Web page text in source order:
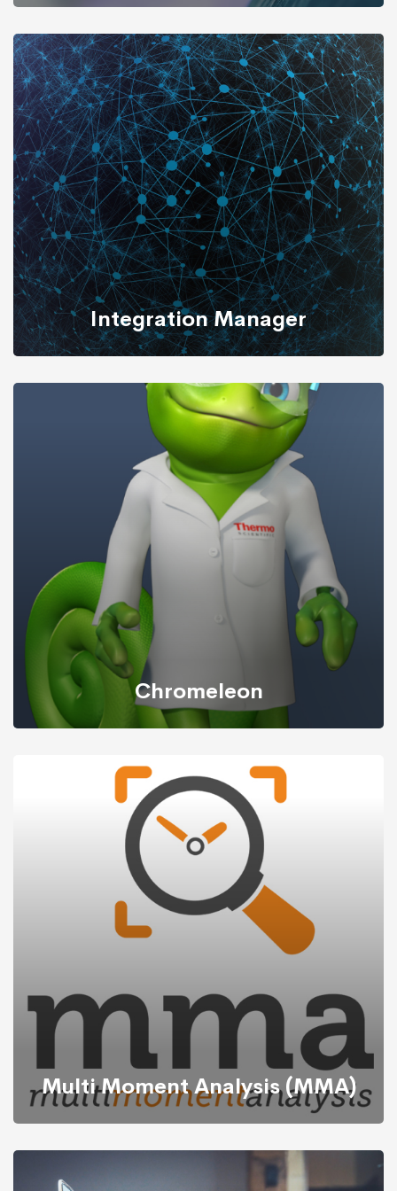
Watson LIMS è un sistema di gestione dati di
laboratorio altamente specializzato e specificatamente
disegnato per il supporto di studi DMPK/Bioanalitici
nello sviluppo farmaceutico. Watson è installato nelle
10 più grandi organizzazioni farmaceutiche e istituti di
ricerca a livello mondiale.
Integration Manager
È uno strumento di trasformazione dei dati potente e
flessibile. Consente ai reparti di semplificare i flussi di
lavoro quotidiani, gestire e acquisire i dati in modo più
efficiente e comunicare in modo più efficace e consente
ai manager di prendere decisioni in base alle
informazioni aggiornate dell'intera operazione.
Chromeleon
È la prima piattaforma CDS (Chromatography Data
System) che supporta il controllo degli spettrometri di
massa e l’elaborazione dei dati con tutte le principali
tecniche di separazione di front-end (LC, GC, IC), in un
ambiente enterprise. Fornisce elaborazione dei dati
superiore e capacità di automazione, aumentando la
produttività complessiva del laboratorio.
Multi Moment Analysis (MMA)